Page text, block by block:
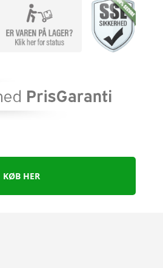
KØB HER